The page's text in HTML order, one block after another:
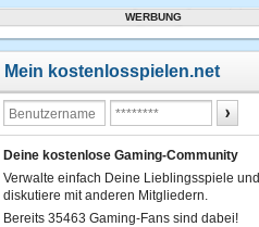
WERBUNG
Mein kostenlosspielen.net
Deine kostenlose Gaming-Community
Verwalte einfach Deine Lieblingsspiele und
diskutiere mit anderen Mitgliedern.
Bereits 35463 Gaming-Fans sind dabei!